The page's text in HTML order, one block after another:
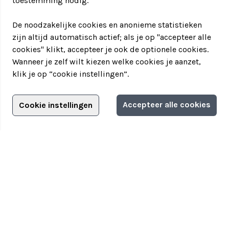
De vragen zijn op maat aan te passen voor het
Leer nieuwe kanten van je collega’s kennen
Ook geschikt als familieuitje of gezellig met
vrienden
Ranking the company in Den Haag is ideaal als
afsluiter van eenteamweekend
Kom erachter hoe je collega’s over jou denken!
Informatie aanvragen
Adverteren?
Adverteerdersopties
De noodzakelijke cookies en anonieme statistieken
zijn altijd automatisch actief; als je op "accepteer alle
cookies" klikt, accepteer je ook de optionele cookies.
Wanneer je zelf wilt kiezen welke cookies je aanzet,
klik je op “cookie instellingen”.
Cookie instellingen Accepteer alle cookies